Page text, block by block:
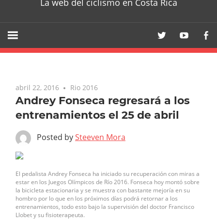
La web del ciclismo en Costa Rica
abril 22, 2016 Rio 2016
Andrey Fonseca regresará a los
entrenamientos el 25 de abril
Posted bySteeven Mora
El pedalista Andrey Fonseca ha iniciado su recuperación con miras a
estar en los Juegos Olímpicos de Río 2016. Fonseca hoy montó sobre
la bicicleta estacionaria y se muestra con bastante mejoría en su
hombro por lo que en los próximos días podrá retornar a los
entrenamientos, todo esto bajo la supervisión del doctor Francisco
Llobet y su fisioterapeuta.